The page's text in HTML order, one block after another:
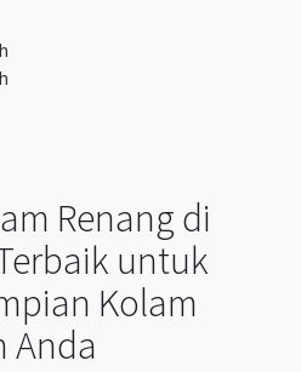
Renang di
untuk
Kolam
Anda